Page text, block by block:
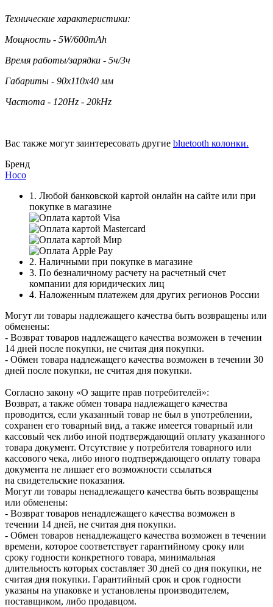
Технические характеристики:
Мощность - 5W/600mAh
Время работы/зарядки - 5ч/3ч
Габариты - 90x110x40 мм
Частота - 120Hz - 20kHz
Вас также могут заинтересовать другие bluetooth колонки.
Бренд
Hoco
1. Любой банковской картой онлайн на сайте или при
покупке в магазине
2. Наличными при покупке в магазине
3. По безналичному расчету на расчетный счет
компании для юридических лиц
4. Наложенным платежем для других регионов России
Могут ли товары надлежащего качества быть возвращены или
обменены:
- Возврат товаров надлежащего качества возможен в течении
14 дней после покупки, не считая дня покупки.
- Обмен товара надлежащего качества возможен в течении 30
дней после покупки, не считая дня покупки.
Согласно закону «О защите прав потребителей»:
Возврат, а также обмен товара надлежащего качества
проводится, если указанный товар не был в употреблении,
сохранен его товарный вид, а также имеется товарный или
кассовый чек либо иной подтверждающий оплату указанного
товара документ. Отсутствие у потребителя товарного или
кассового чека, либо иного подтверждающего оплату товара
документа не лишает его возможности ссылаться
на свидетельские показания.
Могут ли товары ненадлежащего качества быть возвращены
или обменены:
- Возврат товаров ненадлежащего качества возможен в
течении 14 дней, не считая дня покупки.
- Обмен товаров ненадлежащего качества возможен в течении
времени, которое соответствует гарантийному сроку или
сроку годности конкретного товара, минимальная
длительность которых составляет 30 дней со дня покупки, не
считая дня покупки. Гарантийный срок и срок годности
указаны на упаковке и установлены производителем,
поставщиком, либо продавцом.